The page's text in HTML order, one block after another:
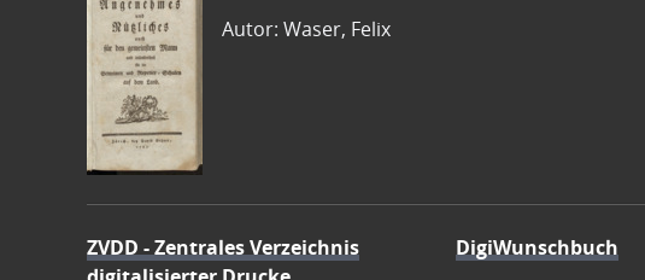
Autor: Waser, Felix
ZVDD - Zentrales Verzeichnis
DigiWunschbuch